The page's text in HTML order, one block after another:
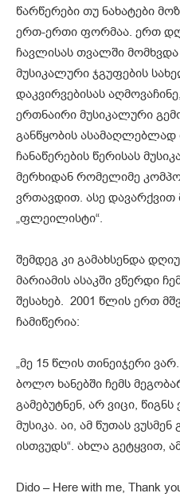
წარწერები თუ ნახატები
ერთ-ერთი ფორმაა. ერთ
ჩავლისას თვალში
მუსიკალური ჯგუფების
დაკვირვებისას
ერთნაირი მუსიკალური
განწყობის ასამაღლებლად
ჩანაწერების წერისას
მერხიდან რომელიმე
ვრთავდით. ასე დავარქვით
„ფლეილისტი“.
შემდეგ კი გამახსენდა
მარიამის ასაკში ვწერდი
შესახებ. 2001 წლის ერთ
ჩამიწერია:
„მე 15 წლის თინეიჯერი
ბოლო ხანებში ჩემს
გამებუტნენ, არ ვიცი,
მუსიკა. აი, ამ წუთას
ისთვუდს“. ახლა გეტყვით,
Dido – Here with me, Thank